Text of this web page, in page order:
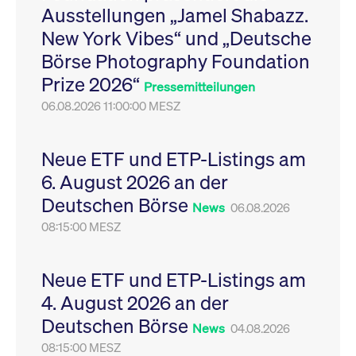
Ausstellungen „Jamel Shabazz.
New York Vibes“ und „Deutsche
Börse Photography Foundation
Prize 2026“ Pressemitteilungen
06.08.2026 11:00:00 MESZ
Neue ETF und ETP-Listings am
6. August 2026 an der
Deutschen Börse News 06.08.2026
08:15:00 MESZ
Neue ETF und ETP-Listings am
4. August 2026 an der
Deutschen Börse News 04.08.2026
08:15:00 MESZ
Leistung der Website
zu messen. Es handelt
sich um ein Muster-
Cookie, bei dem auf
das Präfix _pk_ses
eine kurze Reihe von
VISITOR_PRIVACY_METADATA
YouTube
.youtube.com
6
Monate
Dieses Cookie dient
Speicherung der
Einwilligungs- und
des Nutzers für ihre
Interaktion mit der
Sitzungen geehrt